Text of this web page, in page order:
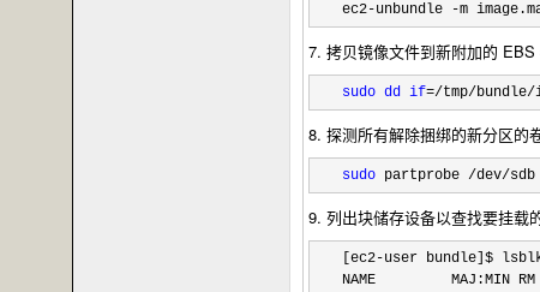
ec2-unbundle -m
7. 拷贝镜像文件到新附加的 EBS
sudo dd if=/tmp/bundle/
8. 探测所有解除捆绑的新分区的卷
sudo partprobe /dev/sdb
9. 列出块储存设备以查找要挂载
[ec2-user bundle]$